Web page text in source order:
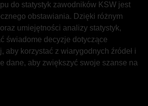
do statystyk zawodników KSW jest
obstawiania. Dzięki różnym
umiejętności analizy statystyk,
świadome decyzje dotyczące
aby korzystać z wiarygodnych źródeł i
dane, aby zwiększyć swoje szanse na